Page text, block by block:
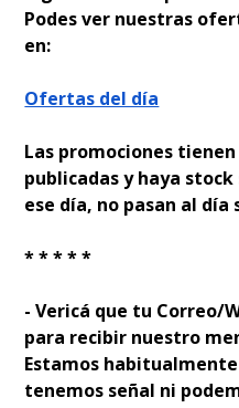
Podes ver nuestras
en:
Ofertas del día
Las promociones
publicadas y haya stock
ese día, no pasan al
* * * * *
- Verificá que tu
para recibir nuestro
Estamos
tenemos señal ni